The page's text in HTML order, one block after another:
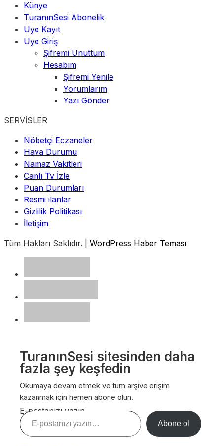
Künye
TuranınSesi Abonelik
Üye Kayıt
Üye Giriş
Şifremi Unuttum
Hesabım
Şifremi Yenile
Yorumlarım
Yazı Gönder
SERVİSLER
Nöbetçi Eczaneler
Hava Durumu
Namaz Vakitleri
Canlı Tv İzle
Puan Durumları
Resmi ilanlar
Gizlilik Politikası
İletişim
Tüm Hakları Saklıdır. | WordPress Haber Teması
TuranınSesi sitesinden daha
fazla şey keşfedin
Okumaya devam etmek ve tüm arşive erişim
kazanmak için hemen abone olun.
E-postanızı yazın…
Abone ol